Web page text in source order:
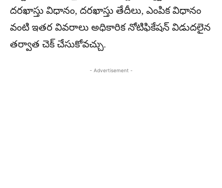
దరఖాస్తు విధానం, దరఖాస్తు తేదీలు, ఎంపిక విధానం
వంటి ఇతర వివరాలు అధికారిక నోటిఫికేషన్‌ విడుదలైన
తర్వాత చెక్‌ చేసుకోవచ్చు.
- Advertisement -